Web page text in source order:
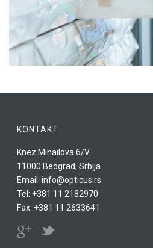
KONTAKT
Knez Mihailova 6/V
11000 Beograd, Srbija
Email: info@opticus.rs
Tel: +381 11 2182970
Fax: +381 11 2633641